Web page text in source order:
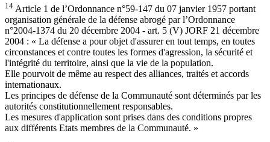
14 Article 1 de l’Ordonnance n°59-147 du 07 janvier 1957 portant
organisation générale de la défense abrogé par l’Ordonnance
n°2004-1374 du 20 décembre 2004 - art. 5 (V) JORF 21 décembre
2004 : « La défense a pour objet d'assurer en tout temps, en toutes
circonstances et contre toutes les formes d'agression, la sécurité et
l'intégrité du territoire, ainsi que la vie de la population.
Elle pourvoit de même au respect des alliances, traités et accords
internationaux.
Les principes de défense de la Communauté sont déterminés par les
autorités constitutionnellement responsables.
Les mesures d'application sont prises dans des conditions propres
aux différents Etats membres de la Communauté. »